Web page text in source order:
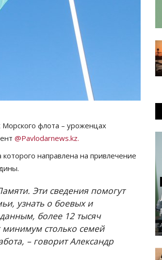
флота – уроженцах
@Pavlodarnews.kz.
направлена на привлечение
Эти сведения помогут
узнать о боевых и
более 12 тысяч
минимум столько семей
– говорит Александр